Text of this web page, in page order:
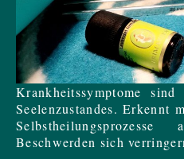
Krankheitssymptome
Seelenzustandes. Erkennt
Beschwerden sich